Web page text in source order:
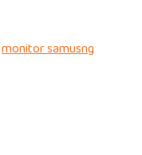
monitor samusng